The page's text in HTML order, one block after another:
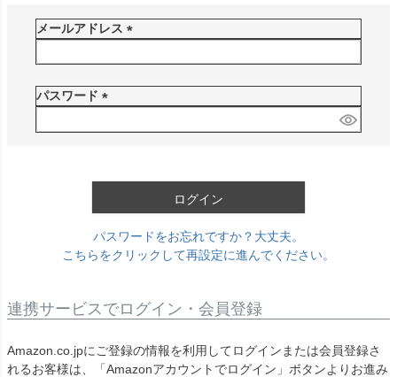
メールアドレス
須
)
パスワード
必
ログイン
パスワードをお忘れですか？大丈夫。
こちらをクリックして再設定に進んでください。
連携サービスでログイン・会員登録
Amazon.co.jpにご登録の情報を利用してログインまたは会員登録さ
れるお客様は、「Amazonアカウントでログイン」ボタンよりお進み